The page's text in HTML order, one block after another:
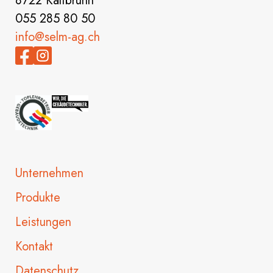
055 285 80 50
info@selm-ag.ch
Unternehmen
Produkte
Leistungen
Kontakt